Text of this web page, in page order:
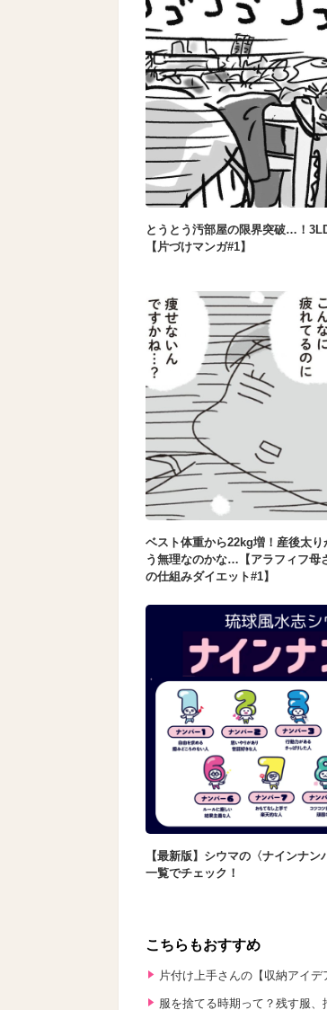
とうとう汚部屋の限界突破…！
【片づけマンガ#1】
ベスト体重から22kg増！産後太
う無理なのかな…【アラフィフ母
の仕組みダイエット#1】
【最新版】シウマの〈ナインナ
一覧でチェック！
こちらもおすすめ
片付け上手さんの【収納アイ
服を捨てる時期って？残す服、